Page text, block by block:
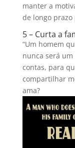
manter a
de longo
5 – Curta a
“Um homem
nunca será um
contas, para
compartilhar
ama?